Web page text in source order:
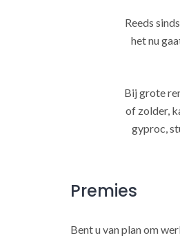
Reeds
het nu
Bij grote
of zolder,
gyproc,
Premies
Bent u van plan om